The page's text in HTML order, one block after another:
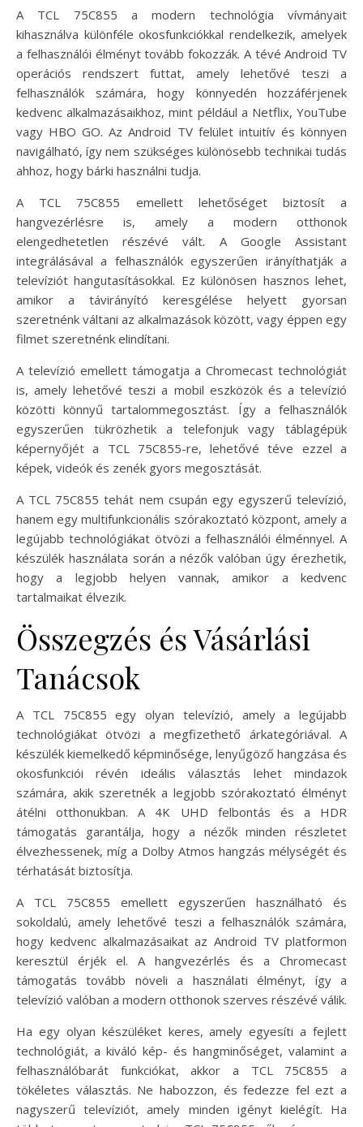
A TCL 75C855 a modern technológia vívmányait
kihasználva különféle okosfunkciókkal rendelkezik, amelyek
a felhasználói élményt tovább fokozzák. A tévé Android TV
operációs rendszert futtat, amely lehetővé teszi a
felhasználók számára, hogy könnyedén hozzáférjenek
kedvenc alkalmazásaikhoz, mint például a Netflix, YouTube
vagy HBO GO. Az Android TV felület intuitív és könnyen
navigálható, így nem szükséges különösebb technikai tudás
ahhoz, hogy bárki használni tudja.
A TCL 75C855 emellett lehetőséget biztosít a
hangvezérlésre is, amely a modern otthonok
elengedhetetlen részévé vált. A Google Assistant
integrálásával a felhasználók egyszerűen irányíthatják a
televíziót hangutasításokkal. Ez különösen hasznos lehet,
amikor a távirányító keresgélése helyett gyorsan
szeretnénk váltani az alkalmazások között, vagy éppen egy
filmet szeretnénk elindítani.
A televízió emellett támogatja a Chromecast technológiát
is, amely lehetővé teszi a mobil eszközök és a televízió
közötti könnyű tartalommegosztást. Így a felhasználók
egyszerűen tükrözhetik a telefonjuk vagy táblagépük
képernyőjét a TCL 75C855-re, lehetővé téve ezzel a
képek, videók és zenék gyors megosztását.
A TCL 75C855 tehát nem csupán egy egyszerű televízió,
hanem egy multifunkcionális szórakoztató központ, amely a
legújabb technológiákat ötvözi a felhasználói élménnyel. A
készülék használata során a nézők valóban úgy érezhetik,
hogy a legjobb helyen vannak, amikor a kedvenc
tartalmaikat élvezik.
Összegzés és Vásárlási
Tanácsok
A TCL 75C855 egy olyan televízió, amely a legújabb
technológiákat ötvözi a megfizethető árkategóriával. A
készülék kiemelkedő képminősége, lenyűgöző hangzása és
okosfunkciói révén ideális választás lehet mindazok
számára, akik szeretnék a legjobb szórakoztató élményt
átélni otthonukban. A 4K UHD felbontás és a HDR
támogatás garantálja, hogy a nézők minden részletet
élvezhessenek, míg a Dolby Atmos hangzás mélységét és
térhatását biztosítja.
A TCL 75C855 emellett egyszerűen használható és
sokoldalú, amely lehetővé teszi a felhasználók számára,
hogy kedvenc alkalmazásaikat az Android TV platformon
keresztül érjék el. A hangvezérlés és a Chromecast
támogatás tovább növeli a használati élményt, így a
televízió valóban a modern otthonok szerves részévé válik.
Ha egy olyan készüléket keres, amely egyesíti a fejlett
technológiát, a kiváló kép- és hangminőséget, valamint a
felhasználóbarát funkciókat, akkor a TCL 75C855 a
tökéletes választás. Ne habozzon, és fedezze fel ezt a
nagyszerű televíziót, amely minden igényt kielégít. Ha